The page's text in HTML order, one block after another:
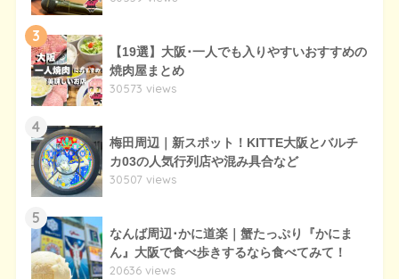
3
【19選】大阪･一人でも入りやすいおすすめの
焼肉屋まとめ
30573 views
4
梅田周辺｜新スポット！KITTE大阪とバルチ
カ03の人気行列店や混み具合など
30507 views
5
なんば周辺･かに道楽｜蟹たっぷり『かにま
ん』大阪で食べ歩きするなら食べてみて！
20636 views